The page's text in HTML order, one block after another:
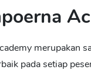
merupakan
pada setiap